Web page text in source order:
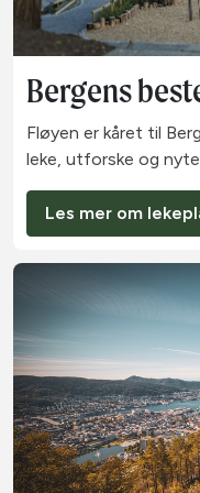
Bergens
Fløyen er kåret til
leke, utforske og
Les mer om